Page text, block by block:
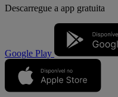
Descarregue a app gratuita
Google Play